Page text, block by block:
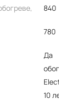
840
780
Да
10